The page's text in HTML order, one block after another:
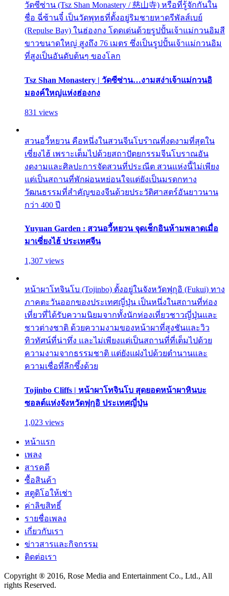
วัดซีซ่าน (Tsz Shan Monastery / 慈山寺) หรือที่รู้จักกันใน
ชื่อ ฉี่ซ้านจี๋ เป็นวัดพุทธที่ตั้งอยู่ริมชายหาดรีพัลส์เบย์
(Repulse Bay) ในฮ่องกง โดดเด่นด้วยรูปปั้นเจ้าแม่กวนอิมสี
ขาวขนาดใหญ่ สูงถึง 76 เมตร ซึ่งเป็นรูปปั้นเจ้าแม่กวนอิม
ที่สูงเป็นอันดับต้นๆ ของโลก
Tsz Shan Monastery | วัดซีซ่าน…งามสง่าเจ้าแม่กวนอิ
มองค์ใหญ่แห่งฮ่องกง
831 views
สวนอวี้หยวน คือหนึ่งในสวนจีนโบราณที่งดงามที่สุดใน
เซี่ยงไฮ้ เพราะเต็มไปด้วยสถาปัตยกรรมจีนโบราณอัน
งดงามและศิลปะการจัดสวนที่ประณีต สวนแห่งนี้ไม่เพียง
แต่เป็นสถานที่พักผ่อนหย่อนใจแต่ยังเป็นมรดกทาง
วัฒนธรรมที่สำคัญของจีนด้วยประวัติศาสตร์อันยาวนาน
กว่า 400 ปี
Yuyuan Garden : สวนอวี้หยวน จุดเช็กอินห้ามพลาดเมื่อ
มาเซี่ยงไฮ้ ประเทศจีน
1,307 views
หน้าผาโทจินโบ (Tojinbo) ตั้งอยู่ในจังหวัดฟุกุอิ (Fukui) ทาง
ภาคตะวันออกของประเทศญี่ปุ่น เป็นหนึ่งในสถานที่ท่อง
เที่ยวที่ได้รับความนิยมจากทั้งนักท่องเที่ยวชาวญี่ปุ่นและ
ชาวต่างชาติ ด้วยความงามของหน้าผาที่สูงชันและวิว
ทิวทัศน์ที่น่าทึ่ง และไม่เพียงแต่เป็นสถานที่ที่เต็มไปด้วย
ความงามจากธรรมชาติ แต่ยังแฝงไปด้วยตำนานและ
ความเชื่อที่ลึกซึ้งด้วย
Tojinbo Cliffs | หน้าผาโทจินโบ สุดยอดหน้าผาหินบะ
ซอลต์แห่งจังหวัดฟุกุอิ ประเทศญี่ปุ่น
1,023 views
หน้าแรก
เพลง
สารคดี
ซื้อสินค้า
สตูดิโอให้เช่า
ค่าลิขสิทธิ์
รายชื่อเพลง
เกี่ยวกับเรา
ข่าวสารและกิจกรรม
ติดต่อเรา
Copyright ® 2016, Rose Media and Entertainment Co., Ltd., All
rights Reserved.